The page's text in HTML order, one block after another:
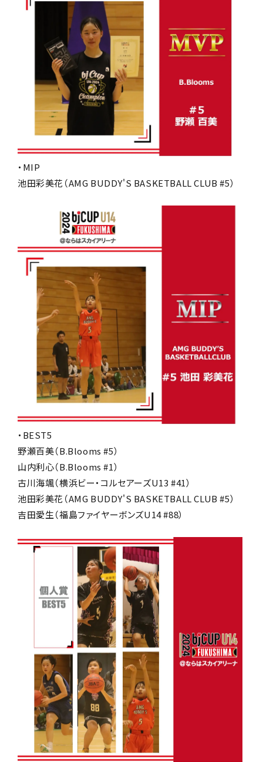
・MIP
池田彩美花（AMG BUDDY'S BASKETBALL CLUB #5）
・BEST5
野瀬百美（B.Blooms #5）
山内利心（B.Blooms #1）
古川海颯（横浜ビー・コルセアーズU13 #41）
池田彩美花（AMG BUDDY'S BASKETBALL CLUB #5）
吉田愛生（福島ファイヤーボンズU14 #88）